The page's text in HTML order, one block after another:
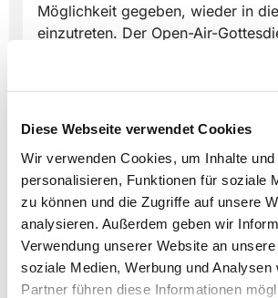
Diese Webseite verwendet Cookies
Wir verwenden Cookies, um Inhalte
personalisieren, Funktionen für soziale
zu können und die Zugriffe auf unsere
analysieren. Außerdem geben wir
Verwendung unserer Website an
soziale Medien, Werbung und Analysen
Partner führen diese Informationen
Möglichkeit gegeben, wieder in
einzutreten. Der Open-Air-
um 14 Uhr unter Mitwirkung aller
Stadtgemeinden. Alle
Dies könnte Sie
interessieren